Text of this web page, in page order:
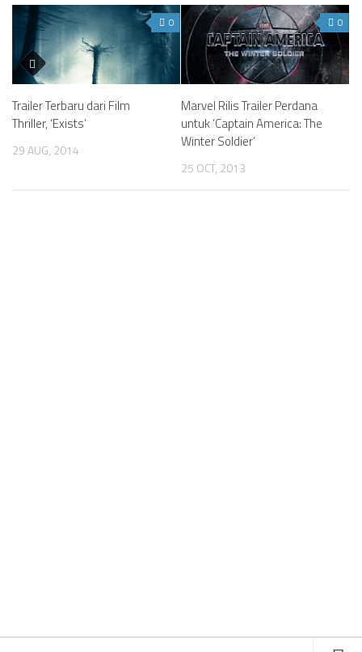
0
Trailer Terbaru dari Film
Thriller, ‘Exists’
29 AUG, 2014
0
Marvel Rilis Trailer Perdana
untuk ‘Captain America: The
Winter Soldier’
25 OCT, 2013